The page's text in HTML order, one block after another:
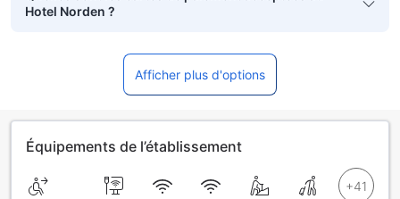
Hotel Norden ?
Afficher plus d'options
Équipements de l’établissement